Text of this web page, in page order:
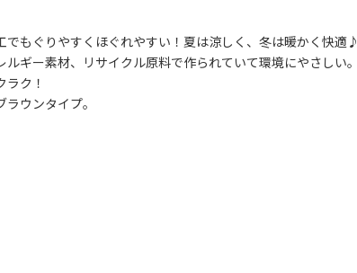
でもぐりやすくほぐれやすい！夏は涼しく、冬は暖かく快適♪
ギー素材、リサイクル原料で作られていて環境にやさしい。
ク！
ウンタイプ。